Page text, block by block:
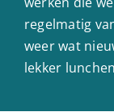
regelmatig
weer wat
lekker